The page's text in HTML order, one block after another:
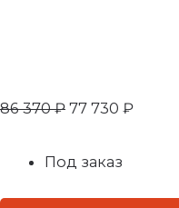
86 370₽ 77 730 ₽
Под заказ